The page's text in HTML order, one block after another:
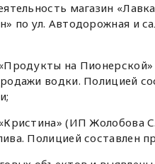
магазин
по ул. Автодорожная и
на
водки. Полицией
(ИП Жолобова
Полицией составлен